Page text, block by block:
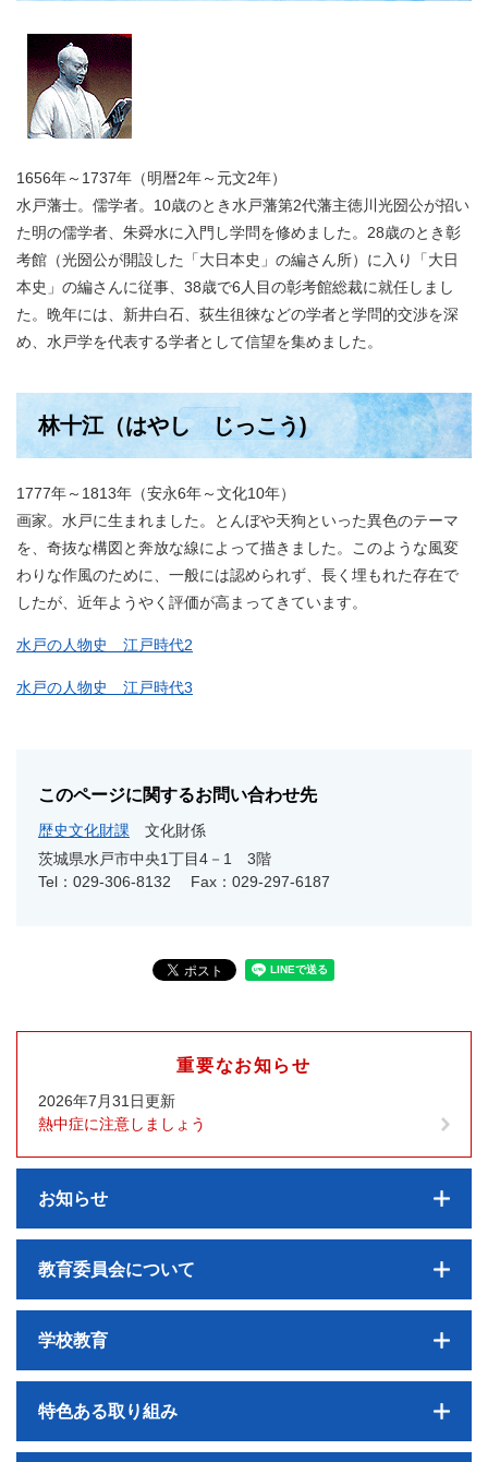
1656年～1737年（明暦2年～元文2年）
水戸藩士。儒学者。10歳のとき水戸藩第2代藩主徳川光圀公が招い
た明の儒学者、朱舜水に入門し学問を修めました。28歳のとき彰
考館（光圀公が開設した「大日本史」の編さん所）に入り「大日
本史」の編さんに従事、38歳で6人目の彰考館総裁に就任しまし
た。晩年には、新井白石、荻生徂徠などの学者と学問的交渉を深
め、水戸学を代表する学者として信望を集めました。
林十江（はやし じっこう)
1777年～1813年（安永6年～文化10年）
画家。水戸に生まれました。とんぼや天狗といった異色のテーマ
を、奇抜な構図と奔放な線によって描きました。このような風変
わりな作風のために、一般には認められず、長く埋もれた存在で
したが、近年ようやく評価が高まってきています。
水戸の人物史 江戸時代2
水戸の人物史 江戸時代3
このページに関するお問い合わせ先
歴史文化財課
文化財係
茨城県水戸市中央1丁目4－1 3階
Tel：029-306-8132
Fax：029-297-6187
重要なお知らせ
2026年7月31日更新
熱中症に注意しましょう
お知らせ
教育委員会について
学校教育
特色ある取り組み